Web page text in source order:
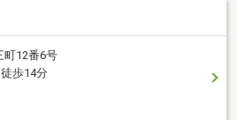
町12番6号
歩14分